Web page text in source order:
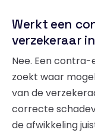
Werkt een
verzekeraar
Nee. Een
zoekt waar
van de
correcte
de afwikkeling